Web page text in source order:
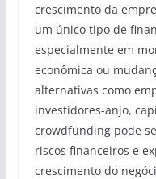
crescimento da
um único tipo de
especialmente em
econômica ou
alternativas como
investidores-anjo,
crowdfunding pode
riscos financeiros e
crescimento do